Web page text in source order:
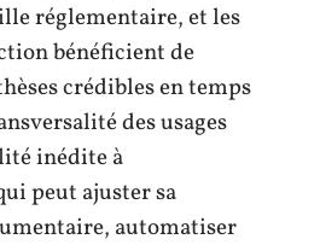
réglementaire, et les
bénéficient de
crédibles en temps
des usages
inédite à
peut ajuster sa
automatiser